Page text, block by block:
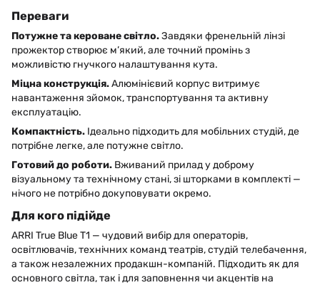
Переваги
Потужне та кероване світло.Завдяки френельній лінзі
прожектор створює м’який, але точний промінь з
можливістю гнучкого налаштування кута.
Міцна конструкція.Алюмінієвий корпус витримує
навантаження зйомок, транспортування та активну
експлуатацію.
Компактність. Ідеально підходить для мобільних студій, де
потрібне легке, але потужне світло.
Готовий до роботи. Вживаний прилад у доброму
візуальному та технічному стані, зі шторками в комплекті —
нічого не потрібно докуповувати окремо.
Для кого підійде
ARRI True Blue T1 — чудовий вибір для операторів,
освітлювачів, технічних команд театрів, студій телебачення,
а також незалежних продакшн-компаній. Підходить як для
основного світла, так і для заповнення чи акцентів на